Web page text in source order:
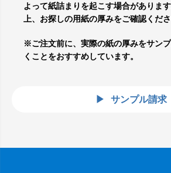
よって紙詰まりを起こす場合がありま
上、お探しの用紙の厚みをご確認くださ
※ご注文前に、実際の紙の厚みをサン
くことをおすすめしています。
サンプル請求